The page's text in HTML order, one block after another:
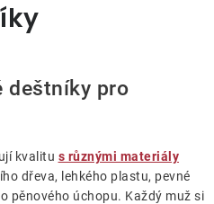
deštníky pro
kvalitu s různými materiály
dřeva, lehkého plastu, pevné
pěnového úchopu. Každý muž si